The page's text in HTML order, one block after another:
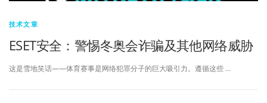
技术文章
ESET安全：警惕冬奥会诈骗及其他网络威胁
这是雪地笑话——体育赛事是网络犯罪分子的巨大吸引力。遵循这些 …